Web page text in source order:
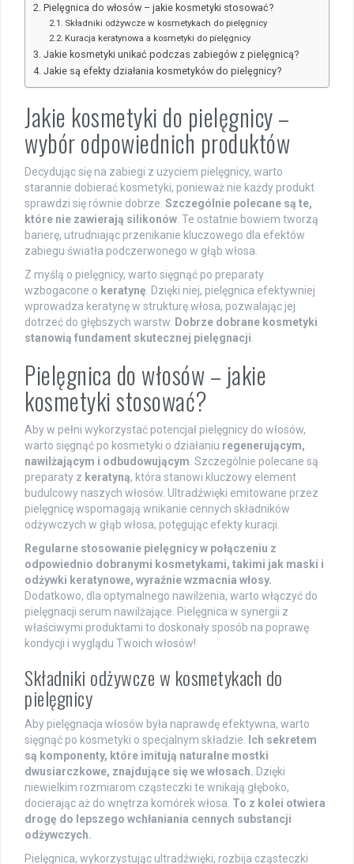
Pielęgnica do włosów – jakie kosmetyki stosować?
Składniki odżywcze w kosmetykach do pielęgnicy
Kuracja keratynowa a kosmetyki do pielęgnicy
Jakie kosmetyki unikać podczas zabiegów z pielęgnicą?
Jakie są efekty działania kosmetyków do pielęgnicy?
Jakie kosmetyki do pielęgnicy –
wybór odpowiednich produktów
Decydując się na zabiegi z użyciem pielęgnicy, warto
starannie dobierać kosmetyki, ponieważ nie każdy produkt
sprawdzi się równie dobrze. Szczególnie polecane są te,
które nie zawierają silikonów . Te ostatnie bowiem tworzą
barierę, utrudniając przenikanie kluczowego dla efektów
zabiegu światła podczerwonego w głąb włosa.
Z myślą o pielęgnicy, warto sięgnąć po preparaty
wzbogacone o keratynę . Dzięki niej, pielęgnica efektywniej
wprowadza keratynę w strukturę włosa, pozwalając jej
dotrzeć do głębszych warstw. Dobrze dobrane kosmetyki
stanowią fundament skutecznej pielęgnacji
Pielęgnica do włosów – jakie
kosmetyki stosować?
Aby w pełni wykorzystać potencjał pielęgnicy do włosów,
warto sięgnąć po kosmetyki o działaniu regenerującym,
nawilżającym i odbudowującym . Szczególnie polecane są
preparaty z keratyną, która stanowi kluczowy element
budulcowy naszych włosów. Ultradźwięki emitowane przez
pielęgnicę wspomagają wnikanie cennych składników
odżywczych w głąb włosa, potęgując efekty kuracji.
Regularne stosowanie pielęgnicy w połączeniu z
odpowiednio dobranymi kosmetykami, takimi jak maski i
odżywki keratynowe, wyraźnie wzmacnia włosy.
Dodatkowo, dla optymalnego nawilżenia, warto włączyć do
pielęgnacji serum nawilżające. Pielęgnica w synergii z
właściwymi produktami to doskonały sposób na poprawę
kondycji i wyglądu Twoich włosów!
Składniki odżywcze w kosmetykach do
pielęgnicy
Aby pielęgnacja włosów była naprawdę efektywna, warto
sięgnąć po kosmetyki o specjalnym składzie.
Ich sekretem
są komponenty, które imitują naturalne mostki
dwusiarczkowe, znajdujące się we włosach. Dzięki
niewielkim rozmiarom cząsteczki te wnikają głęboko,
docierając aż do wnętrza komórek włosa. To z kolei otwiera
drogę do lepszego wchłaniania cennych substancji
odżywczych.
Pielęgnica, wykorzystując ultradźwięki, rozbija cząsteczki